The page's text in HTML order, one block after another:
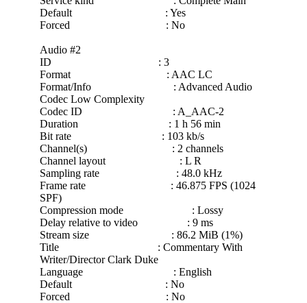
Default : Yes
Forced : No
Audio #2
ID : 3
Format : AAC LC
Format/Info : Advanced Audio
Codec Low Complexity
Codec ID : A_AAC-2
Duration : 1 h 56 min
Bit rate : 103 kb/s
Channel(s) : 2 channels
Channel layout : L R
Sampling rate : 48.0 kHz
Frame rate : 46.875 FPS (1024
SPF)
Compression mode : Lossy
Delay relative to video : 9 ms
Stream size : 86.2 MiB (1%)
Title : Commentary With
Writer/Director Clark Duke
Language : English
Default : No
Forced : No